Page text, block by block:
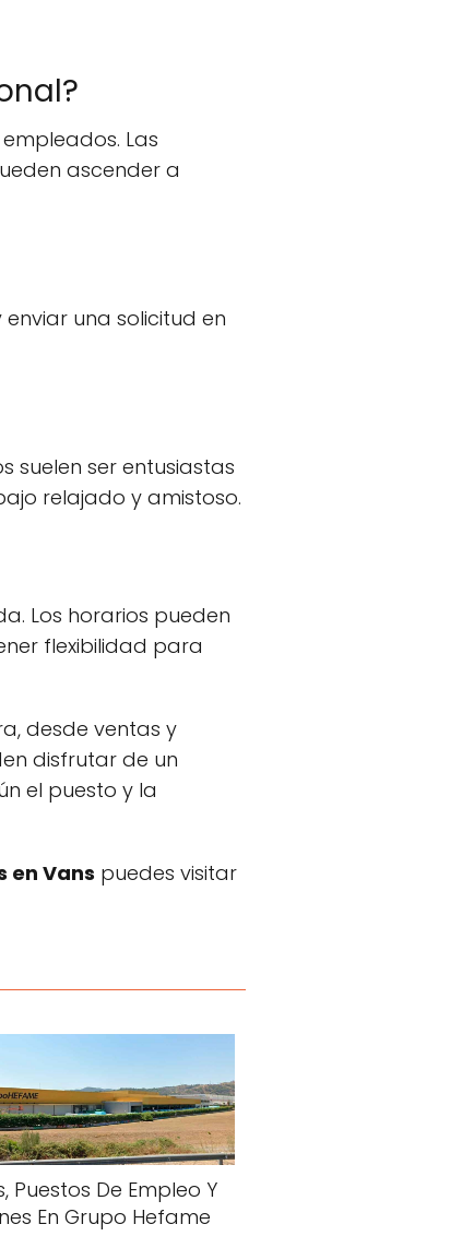
Las
ascender a
una solicitud en
suelen ser entusiastas
relajado y amistoso.
Los horarios pueden
flexibilidad para
desde ventas y
disfrutar de un
el puesto y la
en Vans puedes visitar
Puestos De Empleo Y
En Grupo Hefame